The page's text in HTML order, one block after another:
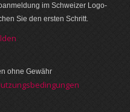
im Schweizer Logo­
Sie den ersten Schritt.
ohne Gewähr